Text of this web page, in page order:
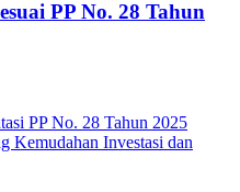
PP No. 28 Tahun